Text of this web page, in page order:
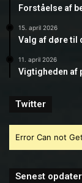
Forståelse af
15. april 2026
Valg af døre til
11. april 2026
Vigtigheden af
Twitter
Error Can not
Senest